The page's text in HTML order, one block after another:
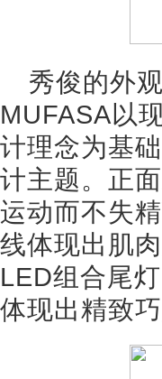
秀俊的外
MUFASA以
计理念为基
计主题。正
运动而不失
线体现出肌
LED组合尾
体现出精致